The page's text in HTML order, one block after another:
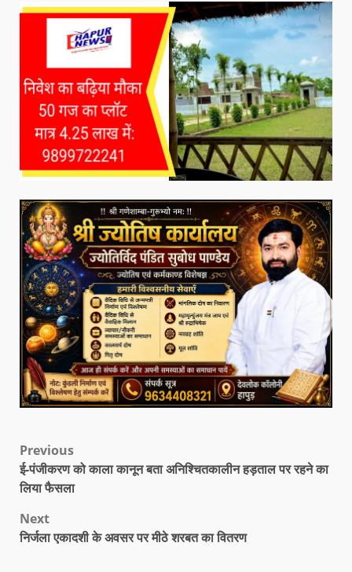
Previous
ई-पंजीकरण को काला कानून बता अनिश्चितकालीन हड़ताल पर रहने का
लिया फैसला
Next
निर्जला एकादशी के अवसर पर मीठे शरबत का वितरण